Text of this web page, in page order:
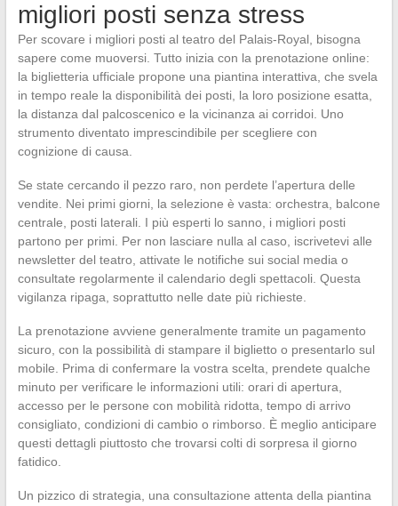
migliori posti senza stress
Per scovare i migliori posti al teatro del Palais-Royal, bisogna
sapere come muoversi. Tutto inizia con la prenotazione online:
la biglietteria ufficiale propone una piantina interattiva, che svela
in tempo reale la disponibilità dei posti, la loro posizione esatta,
la distanza dal palcoscenico e la vicinanza ai corridoi. Uno
strumento diventato imprescindibile per scegliere con
cognizione di causa.
Se state cercando il pezzo raro, non perdete l’apertura delle
vendite. Nei primi giorni, la selezione è vasta: orchestra, balcone
centrale, posti laterali. I più esperti lo sanno, i migliori posti
partono per primi. Per non lasciare nulla al caso, iscrivetevi alle
newsletter del teatro, attivate le notifiche sui social media o
consultate regolarmente il calendario degli spettacoli. Questa
vigilanza ripaga, soprattutto nelle date più richieste.
La prenotazione avviene generalmente tramite un pagamento
sicuro, con la possibilità di stampare il biglietto o presentarlo sul
mobile. Prima di confermare la vostra scelta, prendete qualche
minuto per verificare le informazioni utili: orari di apertura,
accesso per le persone con mobilità ridotta, tempo di arrivo
consigliato, condizioni di cambio o rimborso. È meglio anticipare
questi dettagli piuttosto che trovarsi colti di sorpresa il giorno
fatidico.
Un pizzico di strategia, una consultazione attenta della piantina